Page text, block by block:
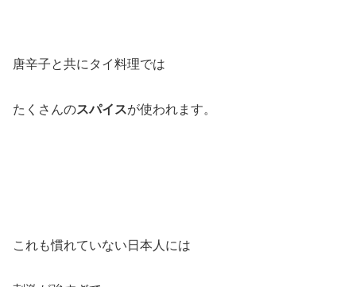
唐辛子と共にタイ料理では
たくさんのスパイスが使われます。
これも慣れていない日本人には